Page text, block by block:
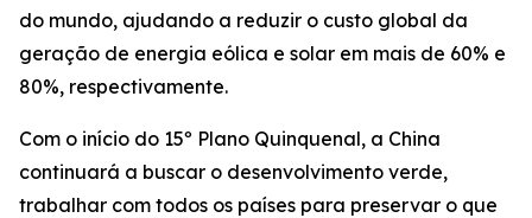
do mundo, ajudando a reduzir o custo global da
geração de energia eólica e solar em mais de 60% e
80%, respectivamente.
Com o início do 15º Plano Quinquenal, a China
continuará a buscar o desenvolvimento verde,
trabalhar com todos os países para preservar o que